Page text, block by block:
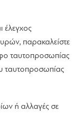
έλεγχος
παρακαλείστε
ταυτοπροσωπίας
ταυτοπροσωπίας
ή αλλαγές σε